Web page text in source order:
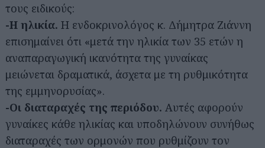
τους ειδικούς:
-Η ηλικία. Η ενδοκρινολόγος κ. Δήμητρα Ζιάννη
επισημαίνει ότι «μετά την ηλικία των 35 ετών η
αναπαραγωγική ικανότητα της γυναίκας
μειώνεται δραματικά, άσχετα με τη ρυθμικότητα
της εμμηνορυσίας».
-Οι διαταραχές της περιόδου. Αυτές αφορούν
γυναίκες κάθε ηλικίας και υποδηλώνουν συνήθως
διαταραχές των ορμονών που ρυθμίζουν τον